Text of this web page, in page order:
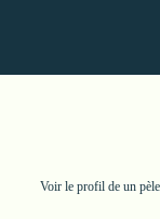
Voir le profil de un